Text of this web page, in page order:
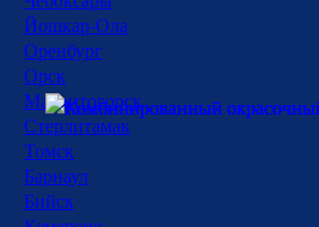
Йошкар-Ола
Оренбург
Орск
Магнитогорск
Стерлитамак
Томск
Барнаул
Бийск